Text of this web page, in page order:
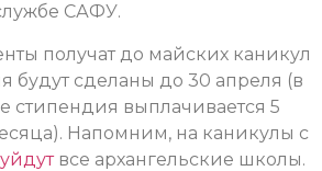
САФУ.
получат до майских каникул
будут сделаны до 30 апреля (в
стипендия выплачивается 5
Напомним, на каникулы с
уйдутвсе архангельские школы.